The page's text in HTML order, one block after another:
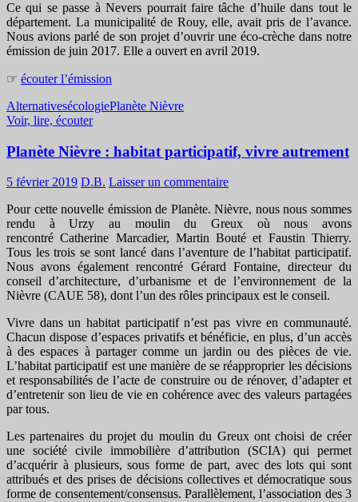
Ce qui se passe à Nevers pourrait faire tâche d’huile dans tout le
département. La municipalité de Rouy, elle, avait pris de l’avance.
Nous avions parlé de son projet d’ouvrir une éco-crèche dans notre
émission de juin 2017. Elle a ouvert en avril 2019.
☞ écouter l’émission
AlternativesécologiePlanète Nièvre
Voir, lire, écouter
Planète Nièvre : habitat participatif, vivre autrement
5 février 2019 D.B. Laisser un commentaire
Pour cette nouvelle émission de Planète. Nièvre, nous nous sommes
rendu à Urzy au moulin du Greux où nous avons
rencontré Catherine Marcadier, Martin Bouté et Faustin Thierry.
Tous les trois se sont lancé dans l’aventure de l’habitat participatif.
Nous avons également rencontré Gérard Fontaine, directeur du
conseil d’architecture, d’urbanisme et de l’environnement de la
Nièvre (CAUE 58), dont l’un des rôles principaux est le conseil.
Vivre dans un habitat participatif n’est pas vivre en communauté.
Chacun dispose d’espaces privatifs et bénéficie, en plus, d’un accès
à des espaces à partager comme un jardin ou des pièces de vie.
L’habitat participatif est une manière de se réapproprier les décisions
et responsabilités de l’acte de construire ou de rénover, d’adapter et
d’entretenir son lieu de vie en cohérence avec des valeurs partagées
par tous.
Les partenaires du projet du moulin du Greux ont choisi de créer
une société civile immobilière d’attribution (SCIA) qui permet
d’acquérir à plusieurs, sous forme de part, avec des lots qui sont
attribués et des prises de décisions collectives et démocratique sous
forme de consentement/consensus. Parallèlement, l’association des 3